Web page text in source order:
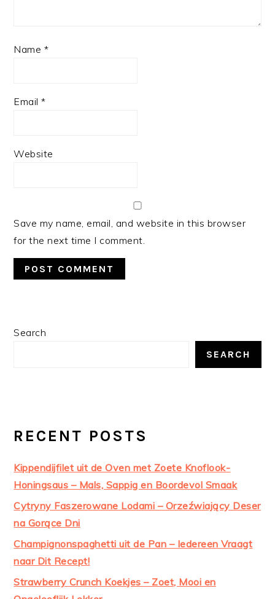
Name *
Email*
Website
Save my name, email, and website in this browser
for the next time I comment.
PRIMARY
Search
SEARCH
RECENT POSTS
Kippendijfilet uit de Oven met Zoete Knoflook-
Honingsaus – Mals, Sappig en Boordevol Smaak
Cytryny Faszerowane Lodami – Orzeźwiający Deser
na Gorące Dni
Champignonspaghetti uit de Pan – Iedereen Vraagt
naar Dit Recept!
Strawberry Crunch Koekjes – Zoet, Mooi en